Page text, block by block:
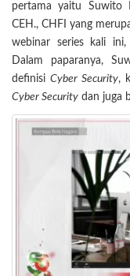
pertama yaitu Suwito
CEH., CHFI yang
webinar series kali
Dalam paparanya,
definisi Cyber Security,
Cyber Security dan juga